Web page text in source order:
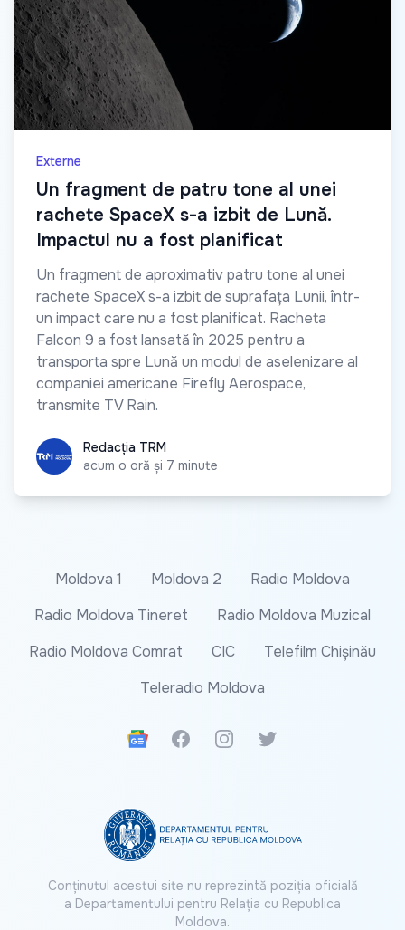
Externe
Un fragment de patru tone al unei
rachete SpaceX s-a izbit de Lună.
Impactul nu a fost planificat
Un fragment de aproximativ patru tone al unei
rachete SpaceX s-a izbit de suprafața Lunii, într-
un impact care nu a fost planificat. Racheta
Falcon 9 a fost lansată în 2025 pentru a
transporta spre Lună un modul de aselenizare al
companiei americane Firefly Aerospace,
transmite TV Rain.
Redacția TRM
Redacția TRM
acum o oră și 7 minute
Moldova 1 Moldova 2
Radio Moldova
Radio Moldova Tineret
Radio Moldova Muzical
Radio Moldova Comrat
CIC
Telefilm Chișinău
Teleradio Moldova
Google News
FacebookInstagramTwitter
Conținutul acestui site nu reprezintă poziția oficială
a Departamentului pentru Relația cu Republica
Moldova.